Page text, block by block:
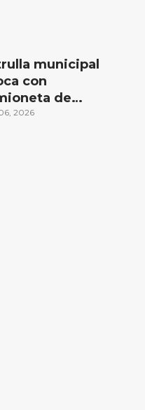
municipal
con
de
ciclistas
2026